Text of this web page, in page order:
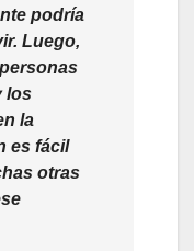
podría
Luego,
los
la
es fácil
otras